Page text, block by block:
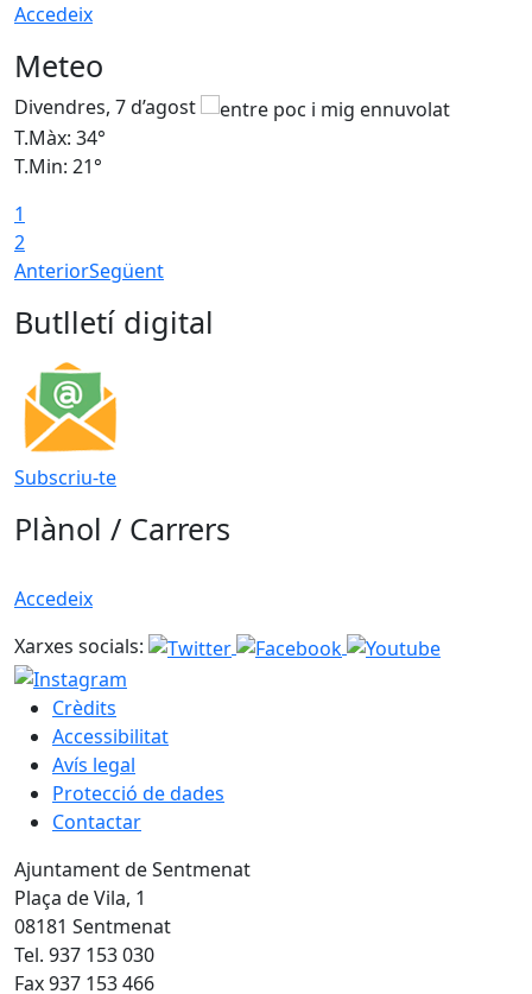
Accedeix
Meteo
Divendres, 7 d’agost
T.Màx: 34°
T.Min: 21°
1
2
AnteriorSegüent
Butlletí digital
Subscriu-te
Plànol / Carrers
Accedeix
Xarxes socials:
Crèdits
Accessibilitat
Avís legal
Protecció de dades
Contactar
Ajuntament de Sentmenat
Plaça de Vila, 1
08181 Sentmenat
Tel. 937 153 030
Fax 937 153 466